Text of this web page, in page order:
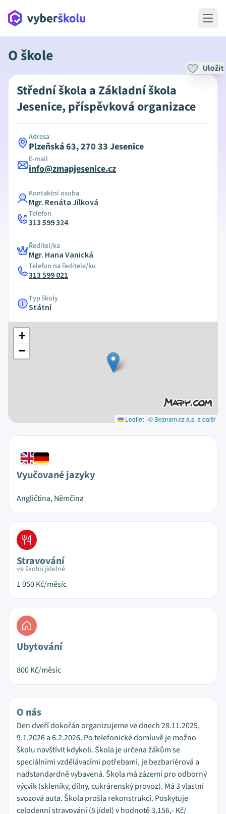
Open
O škole
Uložit
Střední škola a Základní škola
Jesenice, příspěvková organizace
Adresa
Plzeňská 63, 270 33 Jesenice
E-mail
info@zmapjesenice.cz
Kontaktní osoba
Mgr. Renáta Jílková
Telefon
313 599 324
Ředitel/ka
Mgr. Hana Vanická
Telefon na ředitele/ku
313 599 021
Typ školy
Státní
+
−
Leaflet | © Seznam.cz a.s. a další
Vyučované jazyky
Angličtina, Němčina
Stravování
ve školní jídelně
1 050Kč/měsíc
Ubytování
800Kč/měsíc
O nás
Den dveří dokořán organizujeme ve dnech 28.11.2025,
9.1.2026 a 6.2.2026. Po telefonické domluvě je možno
školu navštívit kdykoli. Škola je určena žákům se
speciálními vzdělávacími potřebami, je bezbariérová a
nadstandardně vybavená. Škola má zázemí pro odborný
výcvik (skleníky, dílny, cukrárenský provoz). Má 3 vlastní
svozová auta. Škola prošla rekonstrukcí. Poskytuje
celodenní stravování (5 jídel) v hodnotě 3.156,- Kč/